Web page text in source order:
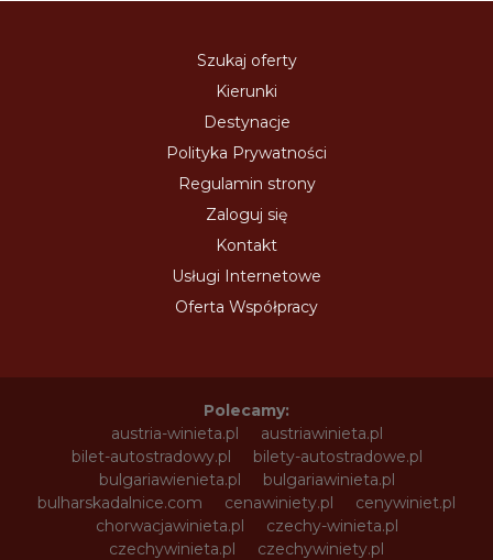
Szukaj oferty
Kierunki
Destynacje
Polityka Prywatności
Regulamin strony
Zaloguj się
Kontakt
Usługi Internetowe
Oferta Współpracy
Polecamy:
austria-winieta.pl
austriawinieta.pl
bilet-autostradowy.pl
bilety-autostradowe.pl
bulgariawienieta.pl
bulgariawinieta.pl
bulharskadalnice.com
cenawiniety.pl
cenywiniet.pl
chorwacjawinieta.pl
czechy-winieta.pl
czechywinieta.pl
czechywiniety.pl